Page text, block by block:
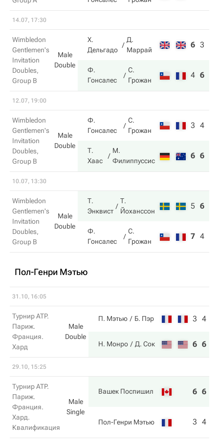
14.07, 17:30
Wimbledon
Gentlemen's
Invitation
Doubles,
Group B
Male
Double
Х.
Дельгадо
Д.
Маррай
6 3
Ф.
Гонсалес
С.
Грожан
4 6
12.07, 19:00
Wimbledon
Gentlemen's
Invitation
Doubles,
Group B
Male
Double
Ф.
Гонсалес
С.
Грожан
3 4
Т.
Хаас
М.
Филиппуссис
6 6
10.07, 13:30
Wimbledon
Gentlemen's
Invitation
Doubles,
Group B
Male
Double
Т.
Энквист
Т.
Йоханссон
5 6
Ф.
Гонсалес
С.
Грожан
7 4
Пол-Генри Мэтью
31.10, 16:05
Турнир ATP.
Париж.
Франция.
Хард
Male
Double
П. Мэтью Б. Пэр 3 4
Н. Монро Д. Сок 6 6
29.10, 15:25
Турнир ATP.
Париж.
Франция.
Хард.
Квалификация
Male
Single
Вашек Поспишил 6 6
Пол-Генри Мэтью 3 4